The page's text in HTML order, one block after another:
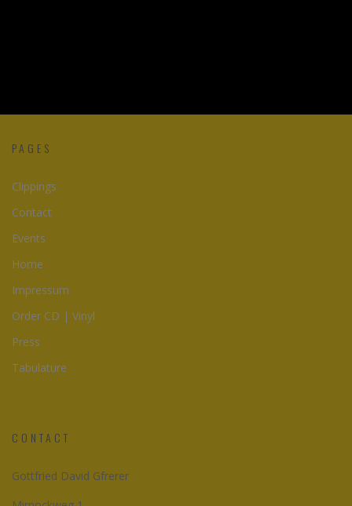
PAGES
Clippings
Contact
Events
Home
Impressum
Order CD | Vinyl
Press
Tabulature
CONTACT
Gottfried David Gfrerer